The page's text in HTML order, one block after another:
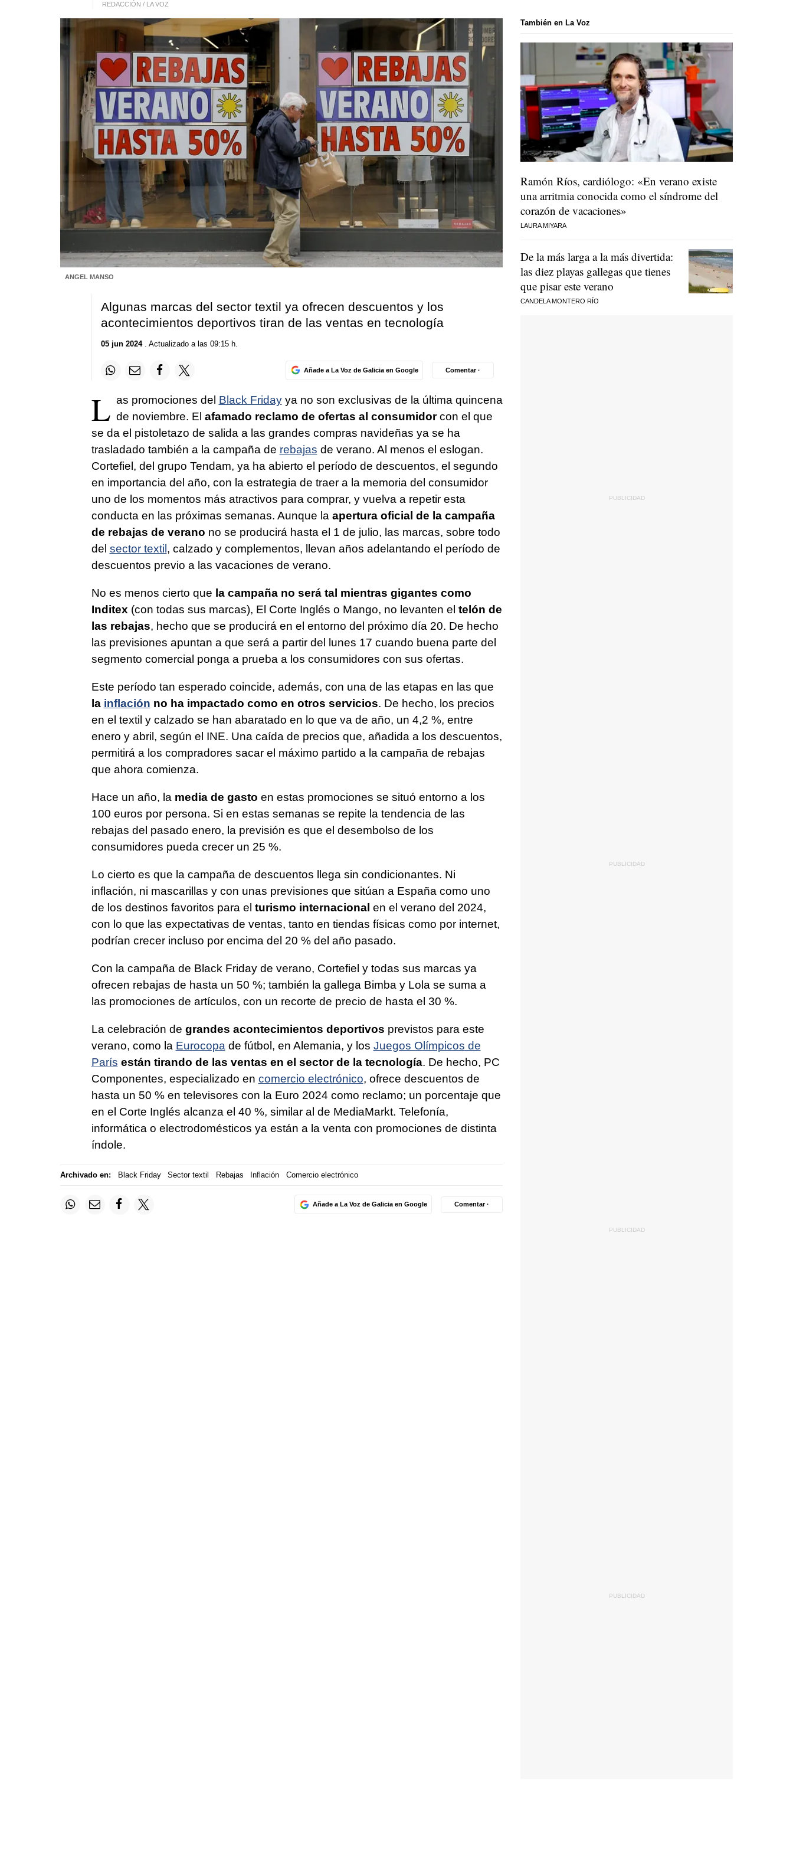
REDACCIÓN / LA VOZ
ANGEL MANSO
Algunas marcas del sector textil ya ofrecen descuentos y los
acontecimientos deportivos tiran de las ventas en tecnología
05 jun 2024. Actualizado a las 09:15 h.
Añade a La Voz de Galicia en Google Comentar ·
L as promociones del Black Fridayya no son exclusivas de la última quincena
de noviembre. El afamado reclamo de ofertas al consumidorcon el que
se da el pistoletazo de salida a las grandes compras navideñas ya se ha
trasladado también a la campaña de rebajas de verano. Al menos el eslogan.
Cortefiel, del grupo Tendam, ya ha abierto el período de descuentos, el segundo
en importancia del año, con la estrategia de traer a la memoria del consumidor
uno de los momentos más atractivos para comprar, y vuelva a repetir esta
conducta en las próximas semanas. Aunque la apertura oficial de la campaña
de rebajas de verano no se producirá hasta el 1 de julio, las marcas, sobre todo
del sector textil, calzado y complementos, llevan años adelantando el período de
descuentos previo a las vacaciones de verano.
No es menos cierto que la campaña no será tal mientras gigantes como
Inditex (con todas sus marcas), El Corte Inglés o Mango, no levanten el telón de
las rebajas, hecho que se producirá en el entorno del próximo día 20. De hecho
las previsiones apuntan a que será a partir del lunes 17 cuando buena parte del
segmento comercial ponga a prueba a los consumidores con sus ofertas.
Este período tan esperado coincide, además, con una de las etapas en las que
la inflación no ha impactado como en otros servicios. De hecho, los precios
en el textil y calzado se han abaratado en lo que va de año, un 4,2 %, entre
enero y abril, según el INE. Una caída de precios que, añadida a los descuentos,
permitirá a los compradores sacar el máximo partido a la campaña de rebajas
que ahora comienza.
Hace un año, la media de gasto en estas promociones se situó entorno a los
100 euros por persona. Si en estas semanas se repite la tendencia de las
rebajas del pasado enero, la previsión es que el desembolso de los
consumidores pueda crecer un 25 %.
Lo cierto es que la campaña de descuentos llega sin condicionantes. Ni
inflación, ni mascarillas y con unas previsiones que sitúan a España como uno
de los destinos favoritos para el turismo internacional en el verano del 2024,
con lo que las expectativas de ventas, tanto en tiendas físicas como por internet,
podrían crecer incluso por encima del 20 % del año pasado.
Con la campaña de Black Friday de verano, Cortefiel y todas sus marcas ya
ofrecen rebajas de hasta un 50 %; también la gallega Bimba y Lola se suma a
las promociones de artículos, con un recorte de precio de hasta el 30 %.
La celebración de grandes acontecimientos deportivos previstos para este
verano, como la Eurocopa de fútbol, en Alemania, y los Juegos Olímpicos de
París están tirando de las ventas en el sector de la tecnología. De hecho, PC
Componentes, especializado en comercio electrónico, ofrece descuentos de
hasta un 50 % en televisores con la Euro 2024 como reclamo; un porcentaje que
en el Corte Inglés alcanza el 40 %, similar al de MediaMarkt. Telefonía,
informática o electrodomésticos ya están a la venta con promociones de distinta
índole.
Archivado en: Black Friday Sector textil Rebajas Inflación Comercio electrónico
Añade a La Voz de Galicia en Google Comentar ·
También en La Voz
Ramón Ríos, cardiólogo: «En verano existe
una arritmia conocida como el síndrome del
corazón de vacaciones»
LAURA MIYARA
De la más larga a la más divertida:
las diez playas gallegas que tienes
que pisar este verano
CANDELA MONTERO RÍO